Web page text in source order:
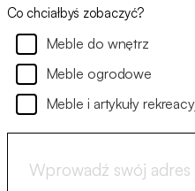
Co chciałbyś zobaczyć?
Meble do wnętrz
Meble ogrodowe
Meble i artykuły